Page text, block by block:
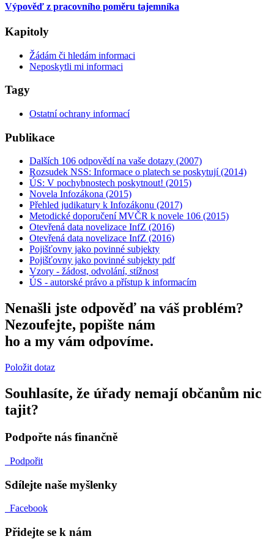
Výpověď z pracovního poměru tajemníka
Kapitoly
Žádám či hledám informaci
Neposkytli mi informaci
Tagy
Ostatní ochrany informací
Publikace
Dalších 106 odpovědí na vaše dotazy (2007)
Rozsudek NSS: Informace o platech se poskytují (2014)
ÚS: V pochybnostech poskytnout! (2015)
Novela Infozákona (2015)
Přehled judikatury k Infozákonu (2017)
Metodické doporučení MVČR k novele 106 (2015)
Otevřená data novelizace InfZ (2016)
Otevřená data novelizace InfZ (2016)
Pojišťovny jako povinné subjekty
Pojišťovny jako povinné subjekty pdf
Vzory - žádost, odvolání, stížnost
ÚS - autorské právo a přístup k informacím
Nenašli jste odpověď na váš problém?
Nezoufejte, popište nám
ho a my vám odpovíme.
Položit dotaz
Souhlasíte, že úřady nemají občanům nic
tajit?
Podpořte nás finančně
Podpořit
Sdílejte naše myšlenky
Facebook
Přidejte se k nám